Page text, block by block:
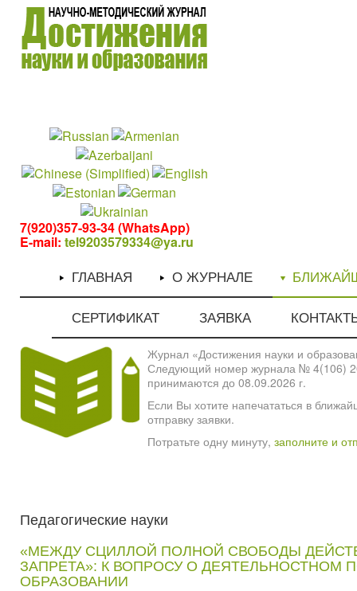
7(920)357-93-34 (WhatsApp)
E-mail: tel9203579334@ya.ru
ГЛАВНАЯ О ЖУРНАЛЕ
СЕРТИФИКАТ ЗАЯВКА
Журнал «Достижения науки и
Следующий номер журнала № 4(106)
принимаются до 08.09.2026 г.
Если Вы хотите напечататься в
отправку заявки.
Потратьте одну минуту, заполните и
Педагогические науки
«МЕЖДУ СЦИЛЛОЙ ПОЛНОЙ СВОБОДЫ
ЗАПРЕТА»: К ВОПРОСУ О ДЕЯТЕЛЬНОСТНОМ
ОБРАЗОВАНИИ